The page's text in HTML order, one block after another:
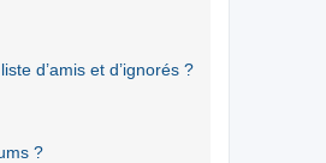
d’amis et d’ignorés ?
?